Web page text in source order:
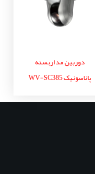
دوربین مداربسته
پاناسونیک WV-SC385